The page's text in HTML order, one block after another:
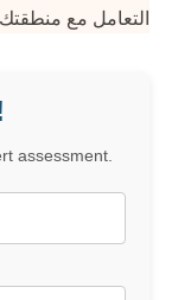
التعامل مع منطقتك
assessment.